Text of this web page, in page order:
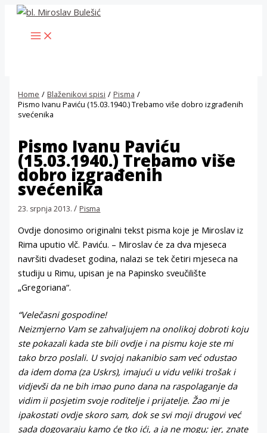
Skip
content
MAIN
MENU
Home Blaženikovi spisi
Pisma
Pismo Ivanu Paviću (15.03.1940.) Trebamo više dobro izgrađenih
svećenika
Pismo Ivanu Paviću
(15.03.1940.) Trebamo više
dobro izgrađenih
svećenika
23. srpnja 2013./ Pisma
Ovdje donosimo originalni tekst pisma koje je Miroslav iz
Rima uputio vlč. Paviću. – Miroslav će za dva mjeseca
navršiti dvadeset godina, nalazi se tek četiri mjeseca na
studiju u Rimu, upisan je na Papinsko sveučilište
„Gregoriana“.
“Velečasni gospodine!
Neizmjerno Vam se zahvaljujem na onolikoj dobroti koju
ste pokazali kada ste bili ovdje i na pismu koje ste mi
tako brzo poslali. U svojoj nakanibio sam već odustao
da idem doma (za Uskrs), imajući u vidu veliki trošak i
vidjevši da ne bih imao puno dana na raspolaganje da
vidim ii posjetim svoje roditelje i prijatelje. Žao mi je
ipakostati ovdje skoro sam, dok se svi moji drugovi već
sada dogovaraju kamo će tko ići, a ja ne mogu; jer, znate